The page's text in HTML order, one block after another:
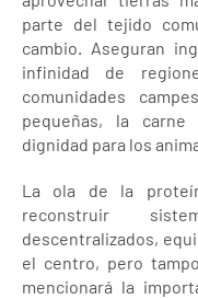
parte del tejido
cambio. Aseguran
infinidad de
comunidades
pequeñas, la
dignidad para los
La ola de la
reconstruir
descentralizados,
el centro, pero
mencionará la